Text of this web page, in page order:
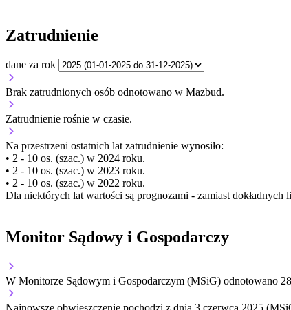
Zatrudnienie
dane za rok
Brak zatrudnionych osób odnotowano w Mazbud.
Zatrudnienie rośnie w czasie.
Na przestrzeni ostatnich lat zatrudnienie wynosiło:
• 2 - 10 os. (szac.) w 2024 roku.
• 2 - 10 os. (szac.) w 2023 roku.
• 2 - 10 os. (szac.) w 2022 roku.
Dla niektórych lat wartości są prognozami - zamiast dokładnych
Monitor Sądowy i Gospodarczy
W Monitorze Sądowym i Gospodarczym (MSiG) odnotowano 28
Najnowsze obwieszczenie pochodzi z dnia 3 czerwca 2025